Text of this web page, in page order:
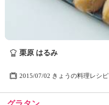
栗原 はるみ
2015/07/02 きょうの料理レシピ